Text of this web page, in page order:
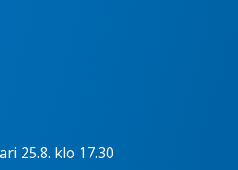
25.8. klo 17.30